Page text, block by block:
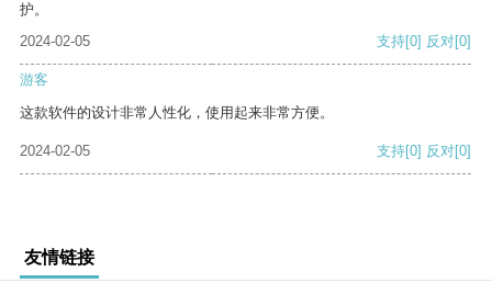
护。
2024-02-05
支持[0] 反对[0]
游客
这款软件的设计非常人性化，使用起来非常方便。
2024-02-05 支持[0] 反对[0]
友情链接